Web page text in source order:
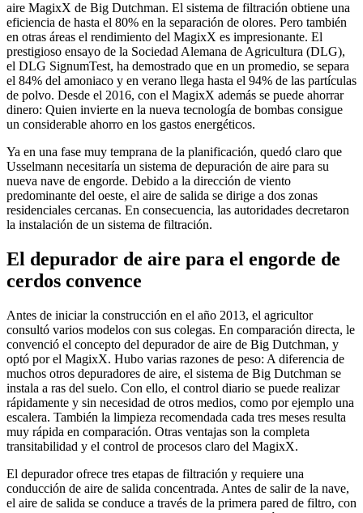
aire MagixX de Big Dutchman. El sistema de filtración obtiene una
eficiencia de hasta el 80% en la separación de olores. Pero también
en otras áreas el rendimiento del MagixX es impresionante. El
prestigioso ensayo de la Sociedad Alemana de Agricultura (DLG),
el DLG SignumTest, ha demostrado que en un promedio, se separa
el 84% del amoniaco y en verano llega hasta el 94% de las partículas
de polvo. Desde el 2016, con el MagixX además se puede ahorrar
dinero: Quien invierte en la nueva tecnología de bombas consigue
un considerable ahorro en los gastos energéticos.
Ya en una fase muy temprana de la planificación, quedó claro que
Usselmann necesitaría un sistema de depuración de aire para su
nueva nave de engorde. Debido a la dirección de viento
predominante del oeste, el aire de salida se dirige a dos zonas
residenciales cercanas. En consecuencia, las autoridades decretaron
la instalación de un sistema de filtración.
El depurador de aire para el engorde de
cerdos convence
Antes de iniciar la construcción en el año 2013, el agricultor
consultó varios modelos con sus colegas. En comparación directa, le
convenció el concepto del depurador de aire de Big Dutchman, y
optó por el MagixX. Hubo varias razones de peso: A diferencia de
muchos otros depuradores de aire, el sistema de Big Dutchman se
instala a ras del suelo. Con ello, el control diario se puede realizar
rápidamente y sin necesidad de otros medios, como por ejemplo una
escalera. También la limpieza recomendada cada tres meses resulta
muy rápida en comparación. Otras ventajas son la completa
transitabilidad y el control de procesos claro del MagixX.
El depurador ofrece tres etapas de filtración y requiere una
conducción de aire de salida concentrada. Antes de salir de la nave,
el aire de salida se conduce a través de la primera pared de filtro, con